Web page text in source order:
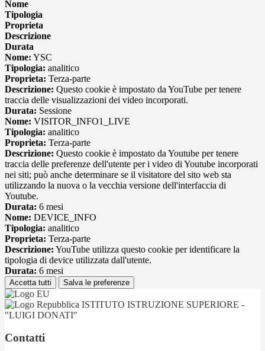
Nome
Tipologia
Proprieta
Descrizione
Durata
Nome: YSC
Tipologia: analitico
Proprieta: Terza-parte
Descrizione: Questo cookie è impostato da YouTube per tenere
traccia delle visualizzazioni dei video incorporati.
Durata: Sessione
Nome: VISITOR_INFO1_LIVE
Tipologia: analitico
Proprieta: Terza-parte
Descrizione: Questo cookie è impostato da Youtube per tenere
traccia delle preferenze dell'utente per i video di Youtube incorporati
nei siti; può anche determinare se il visitatore del sito web sta
utilizzando la nuova o la vecchia versione dell'interfaccia di
Youtube.
Durata: 6 mesi
Nome: DEVICE_INFO
Tipologia: analitico
Proprieta: Terza-parte
Descrizione: YouTube utilizza questo cookie per identificare la
tipologia di device utilizzata dall'utente.
Durata: 6 mesi
Accetta tutti Salva le preferenze
ISTITUTO ISTRUZIONE SUPERIORE -
"LUIGI DONATI"
Contatti